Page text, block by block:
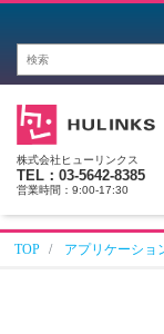
株式会社ヒューリンクス
TEL：03-5642-8385
営業時間：9:00-17:30
TOP アプリケーショ